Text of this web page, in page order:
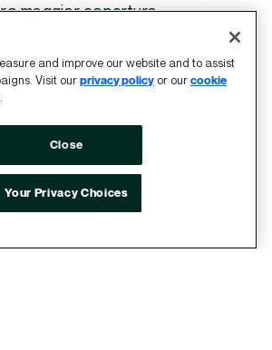
maggior copertura,
e delle prestazioni dei
budget per i media.
Packages e Volume Incentives
ha permesso al brand
and improve our website and to assist
Visit our privacy policy or ourcookie
Close
Your Privacy Choices